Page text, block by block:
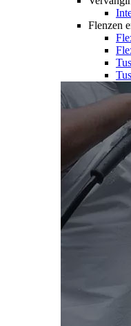
Flenzen